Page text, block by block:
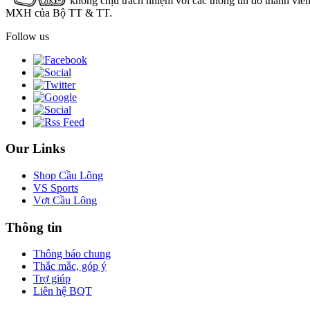
MXH của Bộ TT & TT.
Follow us
Our Links
Shop Cầu Lông
VS Sports
Vợt Cầu Lông
Thông tin
Thông báo chung
Thắc mắc, góp ý
Trợ giúp
Liên hệ BQT